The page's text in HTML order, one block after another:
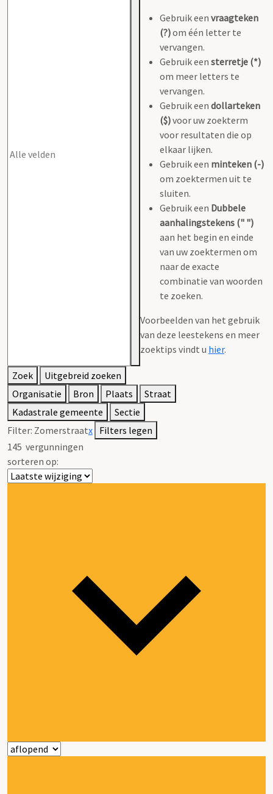
Gebruik een vraagteken
(?)om één letter te
vervangen.
Gebruik een sterretje (*)
om meer letters te
vervangen.
Gebruik een dollarteken
($)voor uw zoekterm
voor resultaten die op
elkaar lijken.
Gebruik een minteken (-)
om zoektermen uit te
sluiten.
Gebruik een Dubbele
aanhalingstekens (" ")
aan het begin en einde
van uw zoektermen om
naar de exacte
combinatie van woorden
te zoeken.
Voorbeelden van het gebruik
van deze leestekens en meer
zoektips vindt u hier.
Zoek
Uitgebreid zoeken
Organisatie
Bron Plaats
Straat
Kadastrale gemeente
Sectie
Filter: Zomerstraatx Filters legen
145 vergunningen
sorteren op: